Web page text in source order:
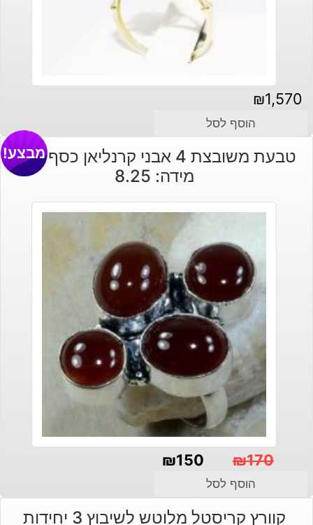
₪1,570
הוסף לסל
טבעת משובצת 4 אבני קרנליאן כסף 925
מידה: 8.25
מבצע!
₪170
המקורי
₪150
הנוכחי
הוסף לסל
קוורץ קריסטל מלוטש לשיבוץ 3 יחידות